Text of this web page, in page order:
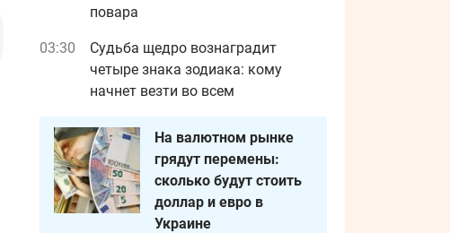
повара
03:30
Судьба щедро вознаградит
четыре знака зодиака: кому
начнет везти во всем
На валютном рынке
грядут перемены:
сколько будут стоить
доллар и евро в
Украине